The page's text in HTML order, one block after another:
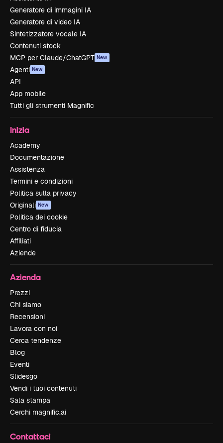
Generatore di immagini IA
Generatore di video IA
Sintetizzatore vocale IA
Contenuti stock
MCP per Claude/ChatGPT New
Agenti New
API
App mobile
Tutti gli strumenti Magnific
Inizia
Academy
Documentazione
Assistenza
Termini e condizioni
Politica sulla privacy
Originali New
Politica dei cookie
Centro di fiducia
Affiliati
Aziende
Azienda
Prezzi
Chi siamo
Recensioni
Lavora con noi
Cerca tendenze
Blog
Eventi
Slidesgo
Vendi i tuoi contenuti
Sala stampa
Cerchi magnific.ai
Contattaci